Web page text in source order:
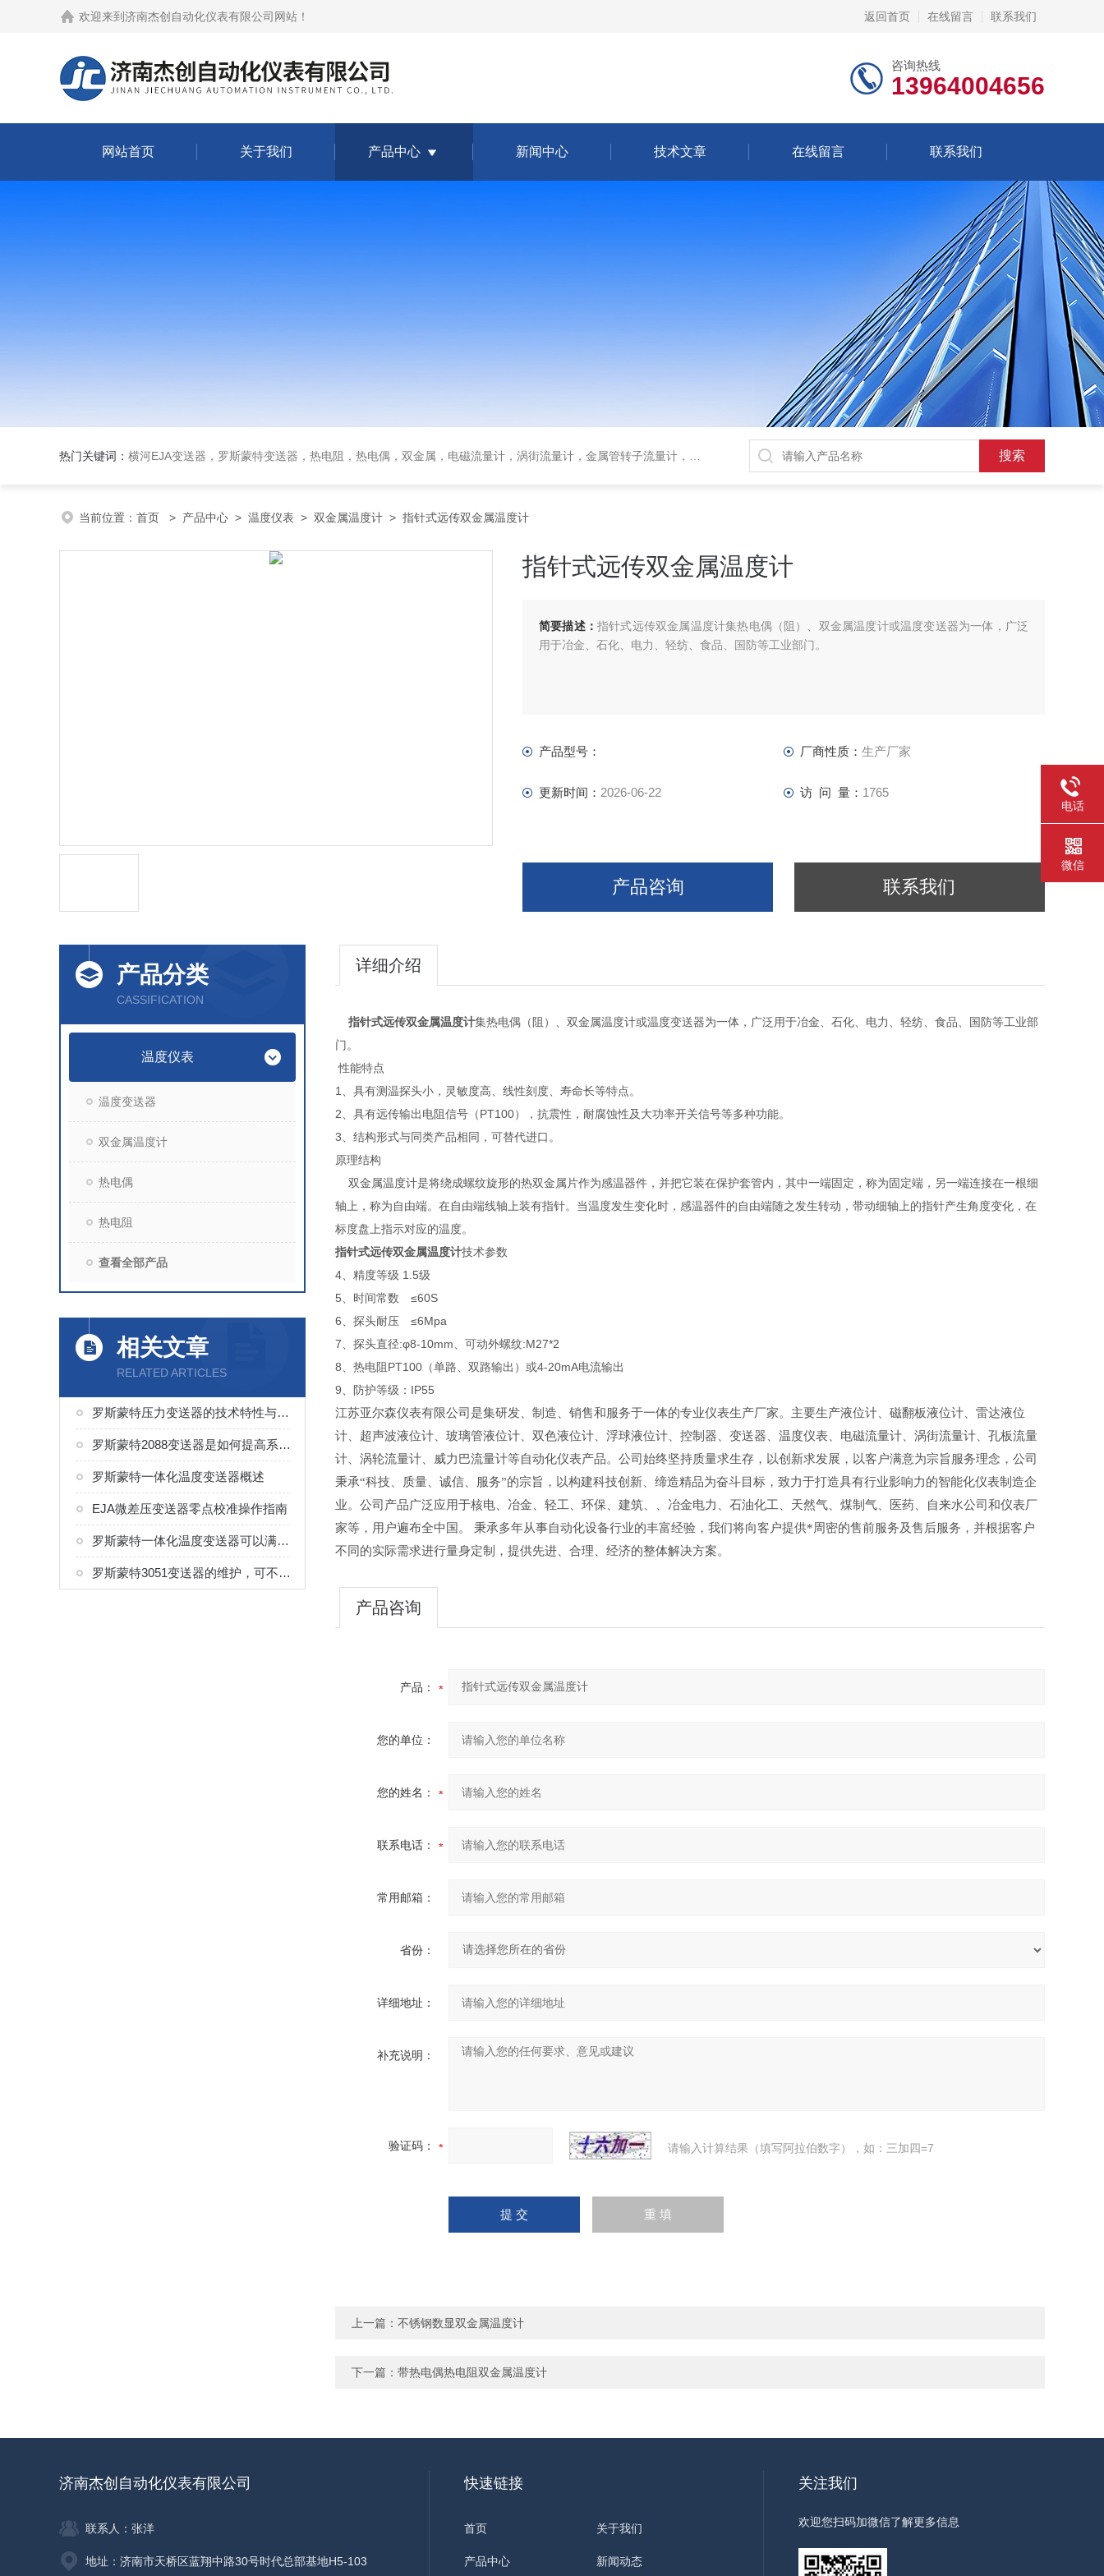
欢迎来到 济南杰创自动化仪表有限公司网站 ！ 返回首页 在线留言 联系我们
咨询热线
13964004656
网站首页 关于我们 产品中心 新闻中心 技术文章 在线留言 联系我们
热门关键词： 横河EJA变送器，罗斯蒙特变送器，热电阻，热电偶，双金属，电磁流量计，涡街流量计，金属管转子流量计，磁翻板液位计，超声波液位计
当前位置： 首页 > 产品中心 > 温度仪表 > 双金属温度计 > 指针式远传双金属温度计
指针式远传双金属温度计
简要描述： 指针式远传双金属温度计集热电偶（阻）、双金属温度计或温度变送器为一体，广泛
用于冶金、石化、电力、轻纺、食品、国防等工业部门。
产品型号： 厂商性质： 生产厂家
更新时间： 2026-06-22 访 问 量： 1765
产品咨询 联系我们
产品分类
CASSIFICATION
温度仪表
温度变送器
双金属温度计
热电偶
热电阻
查看全部产品
相关文章
RELATED ARTICLES
罗斯蒙特压力变送器的技术特性与工业应用探析
罗斯蒙特2088变送器是如何提高系统传感器性能的？
罗斯蒙特一体化温度变送器概述
EJA微差压变送器零点校准操作指南
罗斯蒙特一体化温度变送器可以满足不同工业场景的实际需求
罗斯蒙特3051变送器的维护，可不能马马虎虎
详细介绍
指针式远传双金属温度计集热电偶（阻）、双金属温度计或温度变送器为一体，广泛用于冶金、石化、电力、轻纺、食品、国防等工业部
门。
性能特点
1、具有测温探头小，灵敏度高、线性刻度、寿命长等特点。
2、具有远传输出电阻信号（PT100），抗震性，耐腐蚀性及大功率开关信号等多种功能。
3、结构形式与同类产品相同，可替代进口。
原理结构
双金属温度计是将绕成螺纹旋形的热双金属片作为感温器件，并把它装在保护套管内，其中一端固定，称为固定端，另一端连接在一根细
轴上，称为自由端。在自由端线轴上装有指针。当温度发生变化时，感温器件的自由端随之发生转动，带动细轴上的指针产生角度变化，在
标度盘上指示对应的温度。
指针式远传双金属温度计技术参数
4、精度等级 1.5级
5、时间常数 ≤60S
6、探头耐压 ≤6Mpa
7、探头直径:φ8-10mm、可动外螺纹:M27*2
8、热电阻PT100（单路、双路输出）或4-20mA电流输出
9、防护等级：IP55
江苏亚尔森仪表有限公司是集研发、制造、销售和服务于一体的专业仪表生产厂家。主要生产液位计、磁翻板液位计、雷达液位
计、超声波液位计、玻璃管液位计、双色液位计、浮球液位计、控制器、变送器、温度仪表、电磁流量计、涡街流量计、孔板流量
计、涡轮流量计、威力巴流量计等自动化仪表产品。公司始终坚持质量求生存，以创新求发展，以客户满意为宗旨服务理念，公司
秉承“科技、质量、诚信、服务”的宗旨，以构建科技创新、缔造精品为奋斗目标，致力于打造具有行业影响力的智能化仪表制造企
业。公司产品广泛应用于核电、冶金、轻工、环保、建筑、、冶金电力、石油化工、天然气、煤制气、医药、自来水公司和仪表厂
家等，用户遍布全中国。 秉承多年从事自动化设备行业的丰富经验，我们将向客户提供*周密的售前服务及售后服务，并根据客户
不同的实际需求进行量身定制，提供先进、合理、经济的整体解决方案。
产品咨询
产品：
您的单位：
您的姓名：
联系电话：
常用邮箱：
省份：
详细地址：
补充说明：
验证码： 请输入计算结果（填写阿拉伯数字），如：三加四=7
上一篇： 不锈钢数显双金属温度计
下一篇： 带热电偶热电阻双金属温度计
济南杰创自动化仪表有限公司
联系人：张洋
地址：济南市天桥区蓝翔中路30号时代总部基地H5-103
快速链接
首页 关于我们
产品中心 新闻动态
关注我们
欢迎您扫码加微信了解更多信息
电话
微信